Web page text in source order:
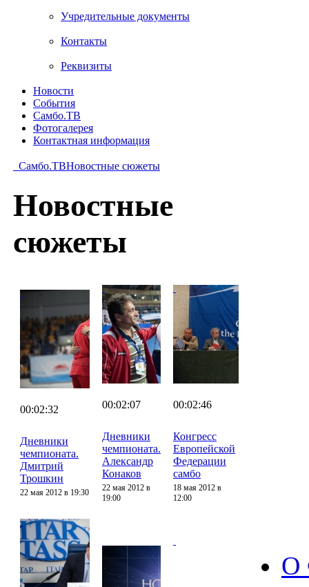
Учредительные документы
Контакты
Реквизиты
Новости
События
Самбо.ТВ
Фотогалерея
Контактная информация
Самбо.ТВНовостные сюжеты
Новостные
сюжеты
00:02:32
Дневники
чемпионата.
Дмитрий
Трошкин
22 мая 2012 в 19:30
00:02:07
Дневники
чемпионата.
Александр
Конаков
22 мая 2012 в
19:00
00:02:46
Конгресс
Европейской
Федерации
самбо
18 мая 2012 в
12:00
О